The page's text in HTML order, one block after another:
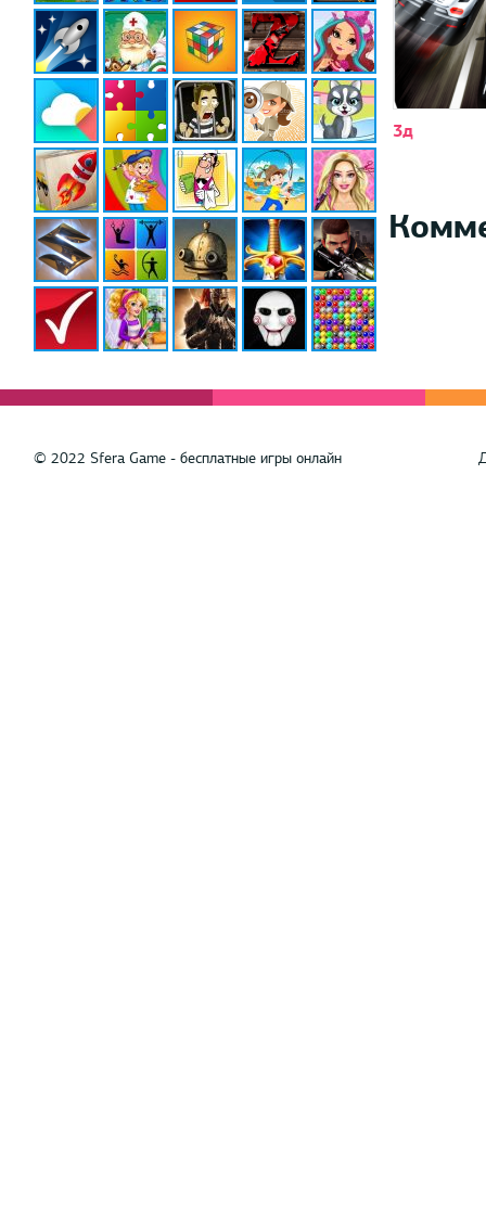
3д
© 2022 Sfera Game - бесплатные игры онлайн